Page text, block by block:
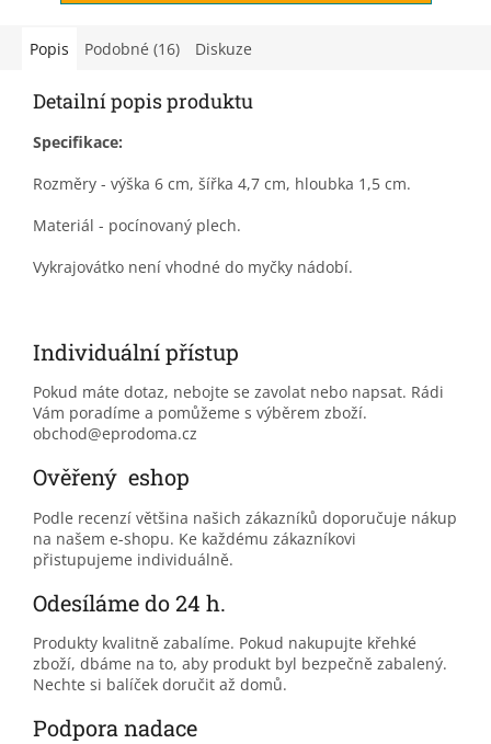
Popis Podobné (16) Diskuze
Detailní popis produktu
Specifikace:
Rozměry - výška 6 cm, šířka 4,7 cm, hloubka 1,5 cm.
Materiál - pocínovaný plech.
Vykrajovátko není vhodné do myčky nádobí.
Individuální přístup
Pokud máte dotaz, nebojte se zavolat nebo napsat. Rádi
Vám poradíme a pomůžeme s výběrem zboží.
obchod@eprodoma.cz
Ověřený eshop
Podle recenzí většina našich zákazníků doporučuje nákup
na našem e-shopu. Ke každému zákazníkovi
přistupujeme individuálně.
Odesíláme do 24 h.
Produkty kvalitně zabalíme. Pokud nakupujte křehké
zboží, dbáme na to, aby produkt byl bezpečně zabalený.
Nechte si balíček doručit až domů.
Podpora nadace